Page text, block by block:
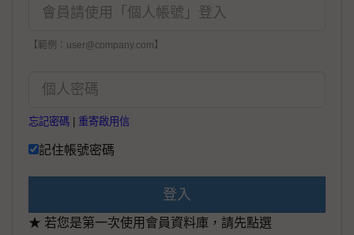
【範例：user@company.com】
忘記密碼 重寄啟用信
記住帳號密碼
登入
★ 若您是第一次使用會員資料庫，請先點選